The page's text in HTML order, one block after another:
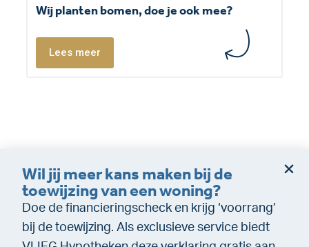
Wij planten bomen, doe je ook mee?
Lees meer
Dienstverleningsvoorwaarden
Disclaimer
Cookie policy
Privacy (makelaardij)
Privacy (Financiële dienstverlening)
WeTransfer
Wil jij meer kans maken bij de
toewijzing van een woning?
Doe de financieringscheck en krijg ‘voorrang’
bij de toewijzing. Als exclusieve service biedt